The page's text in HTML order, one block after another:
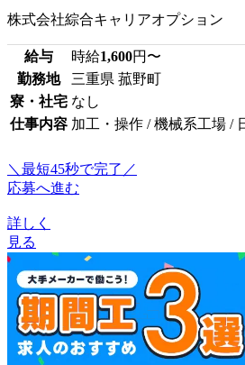
株式会社綜合キャリアオプション
給与 時給1,600円〜
勤務地
三重県 菰野町
寮・社宅 なし
仕事内容 加工・操作 / 機械系工場 /
＼最短45秒で完了／
応募へ進む
詳しく
見る